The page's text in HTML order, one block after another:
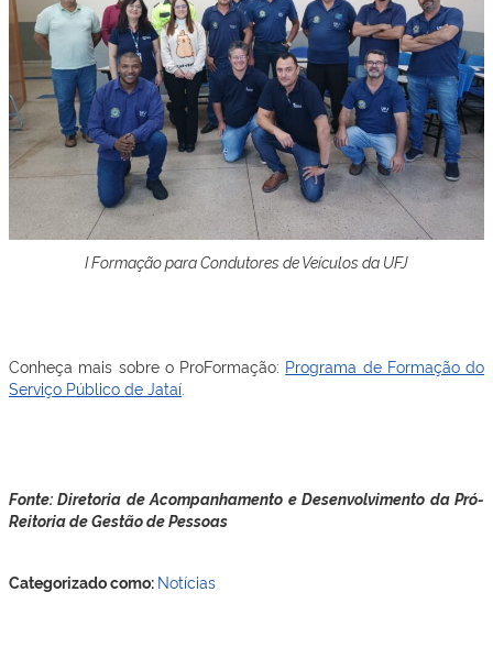
I Formação para Condutores de Veículos da UFJ
Conheça mais sobre o ProFormação: Programa de Formação do
Serviço Público de Jataí
Fonte: Diretoria de Acompanhamento e Desenvolvimento da Pró-
Reitoria de Gestão de Pessoas
Categorizado como: Notícias